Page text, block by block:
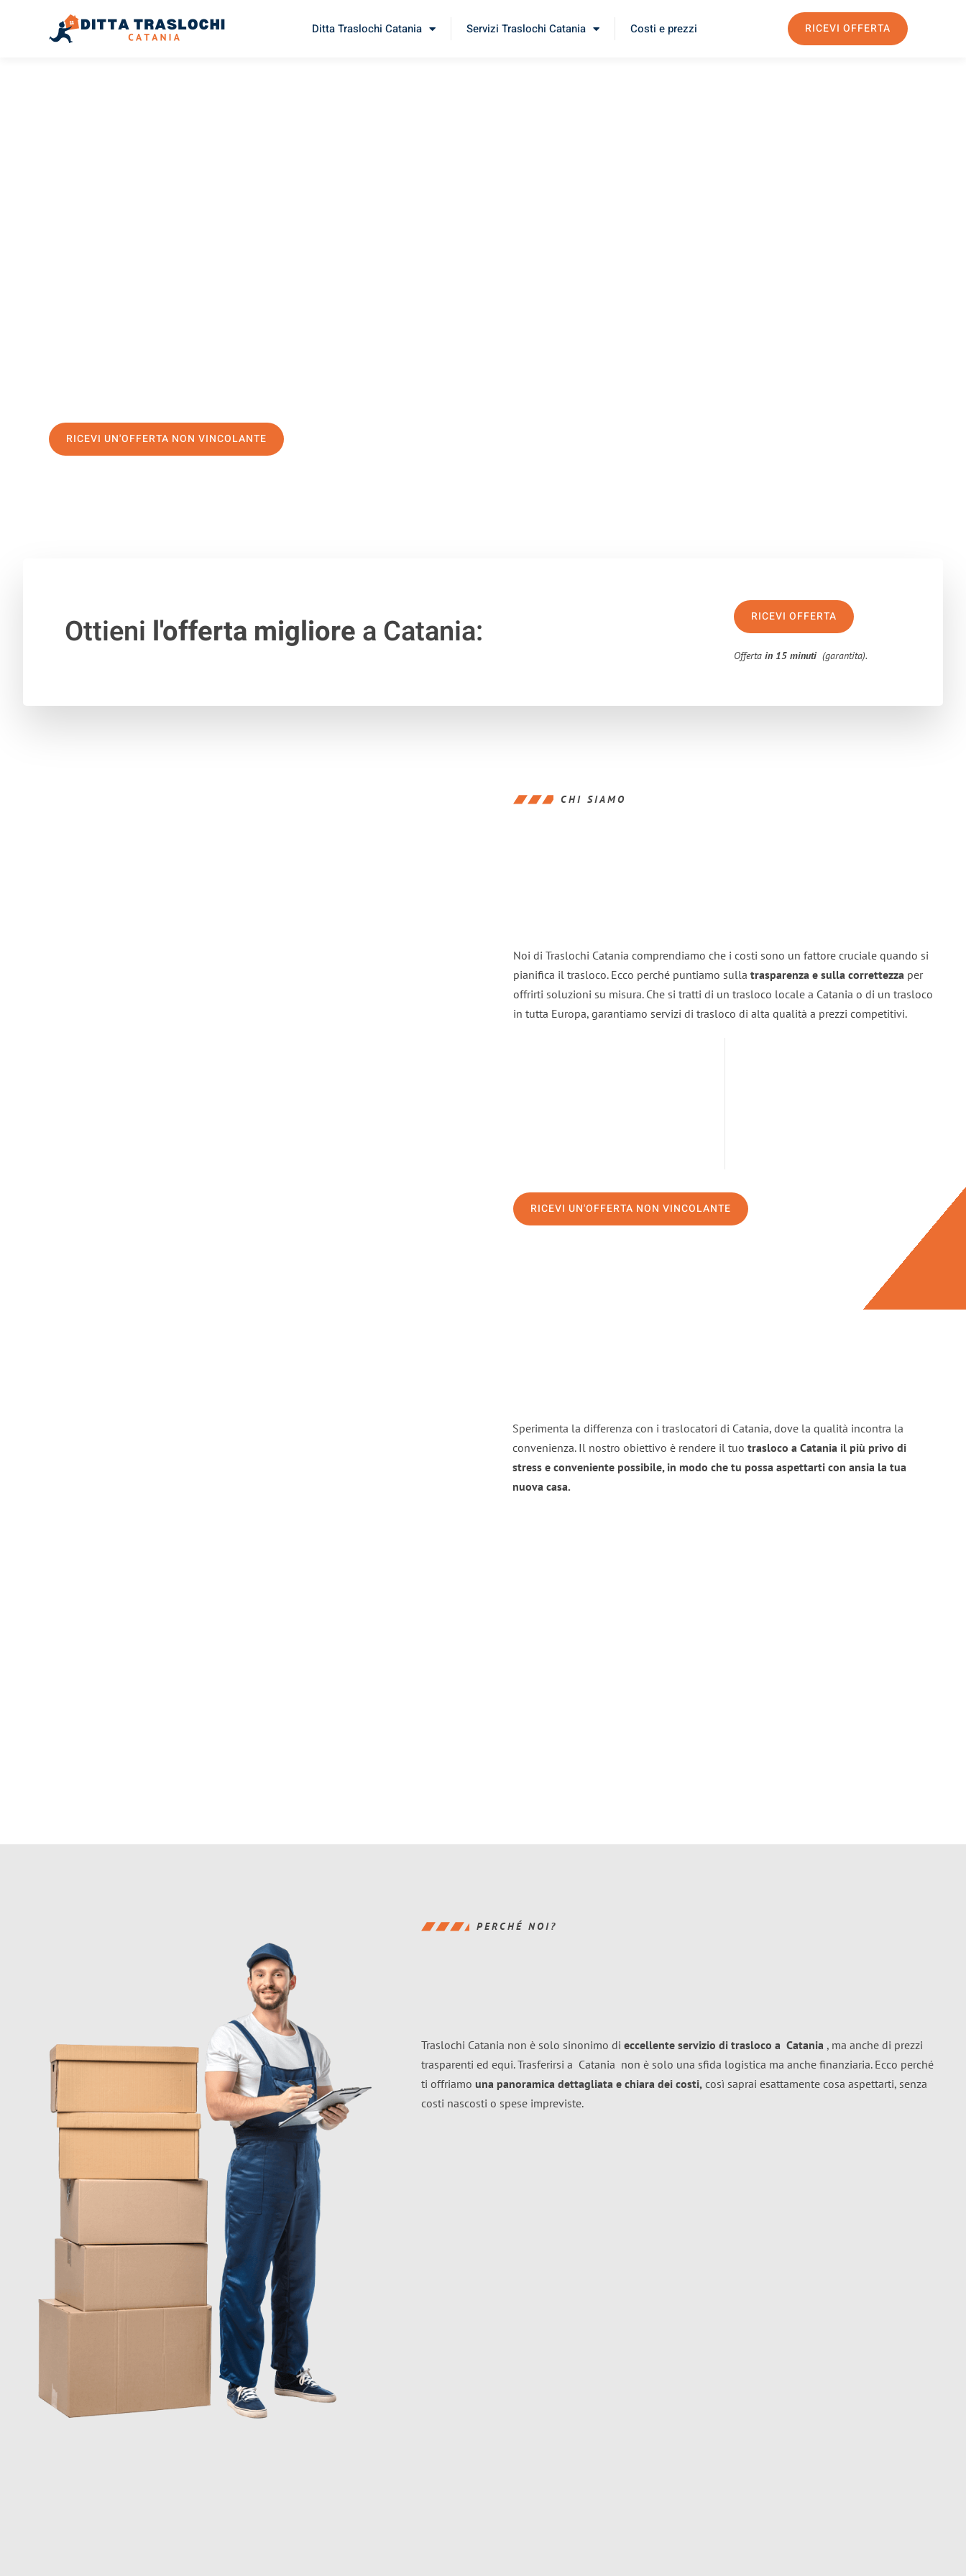
Ditta Traslochi Catania Servizi Traslochi Catania Costi e prezzi RICEVI OFFERTA
RICEVI UN'OFFERTA NON VINCOLANTE
Ottieni l'offerta migliorea Catania: RICEVI OFFERTA
Offertain 15 minuti (garantita).
CHI SIAMO
Noi di Traslochi Catania comprendiamo che i costi sono un fattore cruciale quando si
pianifica il trasloco. Ecco perché puntiamo sulla trasparenza e sulla correttezza per
offrirti soluzioni su misura. Che si tratti di un trasloco locale a Catania o di un trasloco
in tutta Europa, garantiamo servizi di trasloco di alta qualità a prezzi competitivi.
RICEVI UN'OFFERTA NON VINCOLANTE
Sperimenta la differenza con i traslocatori di Catania, dove la qualità incontra la
convenienza. Il nostro obiettivo è rendere il tuo trasloco a Catania il più privo di
stress e conveniente possibile, in modo che tu possa aspettarti con ansia la tua
nuova casa.
PERCHÉ NOI?
Traslochi Catania non è solo sinonimo di eccellente servizio di trasloco a Catania , ma anche di prezzi
trasparenti ed equi. Trasferirsi a Catania non è solo una sfida logistica ma anche finanziaria. Ecco perché
ti offriamo una panoramica dettagliata e chiara dei costi, così saprai esattamente cosa aspettarti, senza
costi nascosti o spese impreviste.